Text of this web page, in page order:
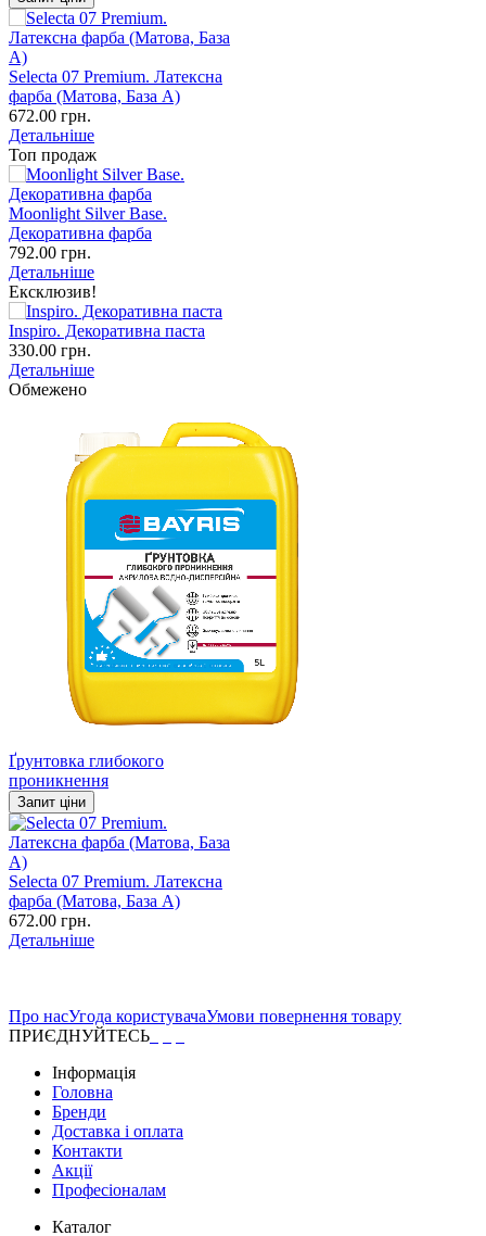
Selecta 07 Premium. Латексна
фарба (Матова, База А)
672.00 грн.
Детальніше
Топ продаж
Moonlight Silver Base.
Декоративна фарба
792.00 грн.
Детальніше
Ексклюзив!
Inspiro. Декоративна паста
330.00 грн.
Детальніше
Обмежено
Ґрунтовка глибокого
проникнення
Запит ціни
Selecta 07 Premium. Латексна
фарба (Матова, База А)
672.00 грн.
Детальніше
Про насУгода користувачаУмови повернення товару
ПРИЄДНУЙТЕСЬ
Інформація
Головна
Бренди
Доставка і оплата
Контакти
Акції
Професіоналам
Каталог